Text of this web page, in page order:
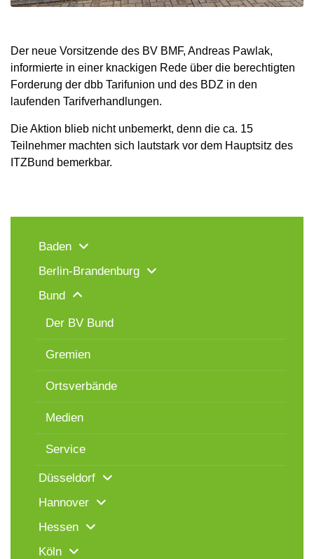
Der neue Vorsitzende des BV BMF, Andreas Pawlak,
informierte in einer knackigen Rede über die berechtigten
Forderung der dbb Tarifunion und des BDZ in den
laufenden Tarifverhandlungen.
Die Aktion blieb nicht unbemerkt, denn die ca. 15
Teilnehmer machten sich lautstark vor dem Hauptsitz des
ITZBund bemerkbar.
Baden
Berlin-Brandenburg
Bund
Der BV Bund
Gremien
Ortsverbände
Medien
Service
Düsseldorf
Hannover
Hessen
Köln